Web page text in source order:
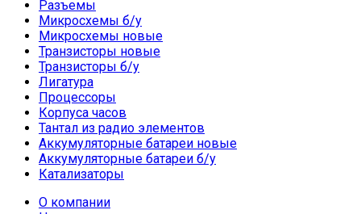
Разъемы
Микросхемы б/у
Микросхемы новые
Транзисторы новые
Транзисторы б/у
Лигатура
Процессоры
Корпуса часов
Тантал из радио элементов
Аккумуляторные батареи новые
Аккумуляторные батареи б/у
Катализаторы
О компании